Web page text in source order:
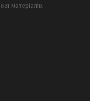
матеріалів.